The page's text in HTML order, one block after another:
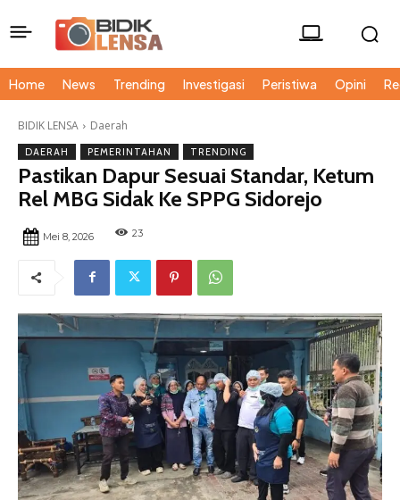
Home News Trending Investigasi Peristiwa Opini
BIDIK LENSA Daerah
DAERAH PEMERINTAHAN TRENDING
Pastikan Dapur Sesuai Standar, Ketum
Rel MBG Sidak Ke SPPG Sidorejo
Mei 8, 2026 23